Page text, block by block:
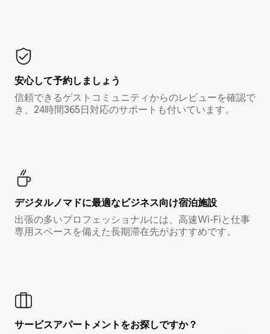
安心して予約しましょう
信頼できるゲストコミュニティからのレビューを確認で
き、24時間365日対応のサポートも付いています。
デジタルノマド⁠に最⁠適⁠なビ⁠ジ⁠ネ⁠ス⁠向⁠け宿⁠泊⁠施⁠設
出張の多いプロフェッショナルには、高速Wi-Fiと仕事
専用スペースを備えた長期滞在先がおすすめです。
サービスアパートメントをお探しですか？